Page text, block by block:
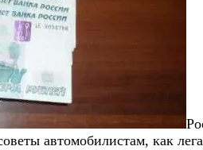
автомобилистам, как